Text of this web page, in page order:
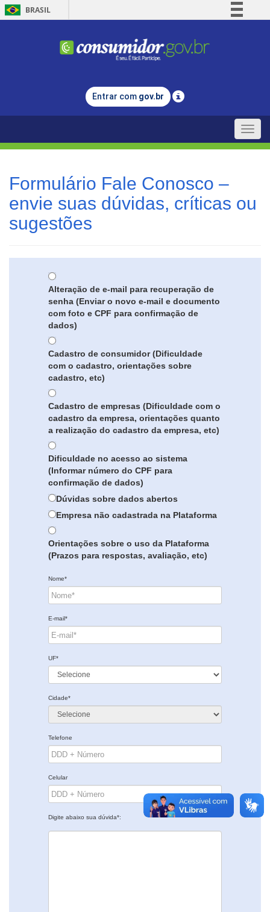
BRASIL
Comunica BR
Legislação
Entrar com gov.br
Toggle
Formulário Fale Conosco –
envie suas dúvidas, críticas ou
sugestões
Alteração de e-mail para recuperação de
senha (Enviar o novo e-mail e documento
com foto e CPF para confirmação de
dados)
Cadastro de consumidor (Dificuldade
com o cadastro, orientações sobre
cadastro, etc)
Cadastro de empresas (Dificuldade com o
cadastro da empresa, orientações quanto
a realização do cadastro da empresa, etc)
Dificuldade no acesso ao sistema
(Informar número do CPF para
confirmação de dados)
Dúvidas sobre dados abertos
Empresa não cadastrada na Plataforma
Orientações sobre o uso da Plataforma
(Prazos para respostas, avaliação, etc)
Nome*
E-mail*
UF*
Cidade*
Telefone
Celular
Digite abaixo sua dúvida*: